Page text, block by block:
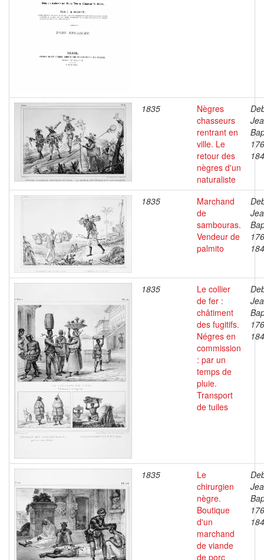
1835
Nègres
chasseurs
rentrant en
ville. Le
retour des
nègres d'un
naturaliste
1835
Marchand
de
sambouras.
Vendeur de
palmito
1835
Le collier
de fer :
châtiment
des fugitifs.
Négres en
commission
: par un
temps de
pluie.
Transport
de tuiles
1835
Le
chirurgien
nègre.
Boutique
d'un
marchand
de viande
de porc